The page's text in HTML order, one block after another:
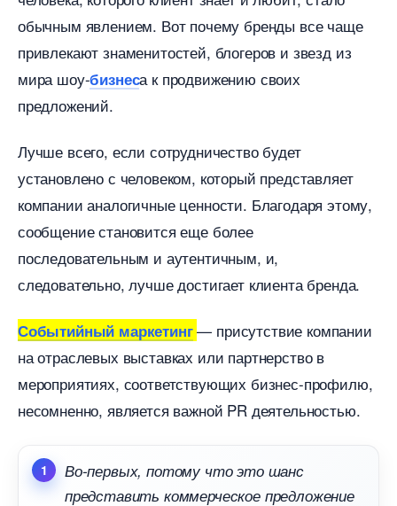
обычным явлением. Вот почему бренды все чаще
привлекают знаменитостей, блогеров и звезд из
мира шоу-изнеса к продвижению своих
предложений.
Лучше всего, если сотрудничество будет
установлено с человеком, который представляет
компании аналогичные ценности. Благодаря этому,
сообщение становится еще более
последовательным и аутентичным, и,
следовательно, лучше достигает клиента бренда.
Событийный маркетин — присутствие компании
на отраслевых выставках или партнерство
мероприятиях, соответствующих бизнес-профилю,
несомненно, является важной PR деятельностью.
о-первых, потому что это шанс
представить коммерческое предложение